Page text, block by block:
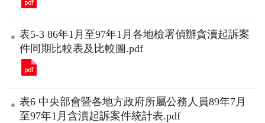
表5-3 86年1月至97年1月各地檢署偵辦貪瀆起訴案
件同期比較表及比較圖.pdf
表6 中央部會暨各地方政府所屬公務人員89年7月
至97年1月含瀆起訴案件統計表.pdf